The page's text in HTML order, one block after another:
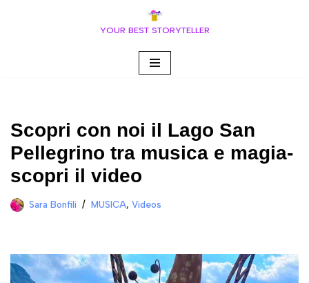
YOUR BEST STORYTELLER
Scopri con noi il Lago San
Pellegrino tra musica e magia-
scopri il video
Sara Bonfili MUSICA, Videos